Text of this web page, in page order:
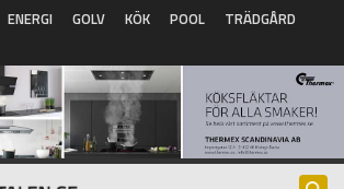
ENERGI GOLV KÖK POOL
TRÄDGÅRD